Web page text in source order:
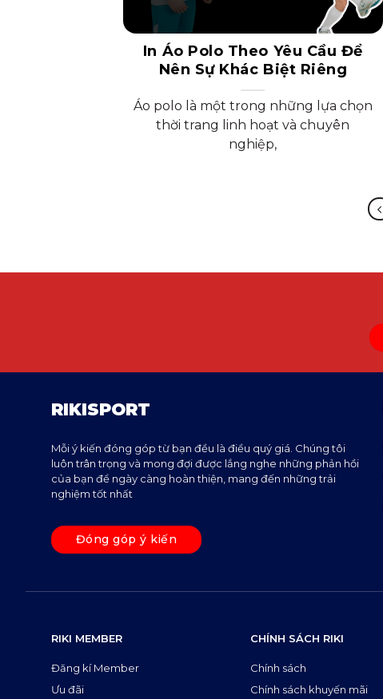
In Áo Polo Theo Yêu Cầu Để
Nên Sự Khác Biệt Riêng
Áo polo là một trong những lựa chọn
thời trang linh hoạt và chuyên
nghiệp,
RIKISPORT
Mỗi ý kiến đóng góp từ bạn đều là điều quý giá. Chúng tôi
luôn trân trọng và mong đợi được lắng nghe những phản hồi
của bạn để ngày càng hoàn thiện, mang đến những trải
nghiệm tốt nhất
Đóng góp ý kiến
RIKI MEMBER
Đăng kí Member
Ưu đãi
CHÍNH SÁCH RIKI
Chính sách
Chính sách khuyến mãi